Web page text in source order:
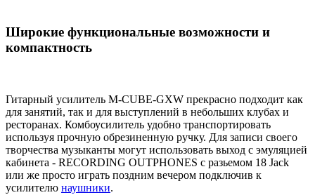
Широкие функциональные возможности и
компактность
Гитарный усилитель M-CUBE-GXW прекрасно подходит как
для занятий, так и для выступлений в небольших клубах и
ресторанах. Комбоусилитель удобно транспортировать
используя прочную обрезиненную ручку. Для записи своего
творчества музыканты могут использовать выход с эмуляцией
кабинета - RECORDING OUTPHONES с разьемом 18 Jack
или же просто играть поздним вечером подключив к
усилителю наушники.